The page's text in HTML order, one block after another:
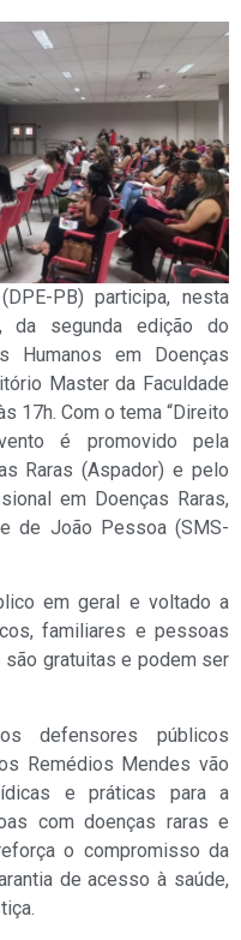
PB) participa, nesta
da segunda edição do
Humanos em Doenças
Master da Faculdade
17h. Com o tema “Direito
é promovido pela
Raras (Aspador) e pelo
em Doenças Raras,
de João Pessoa (SMS-
em geral e voltado a
familiares e pessoas
gratuitas e podem ser
defensores públicos
Remédios Mendes vão
e práticas para a
com doenças raras e
o compromisso da
de acesso à saúde,